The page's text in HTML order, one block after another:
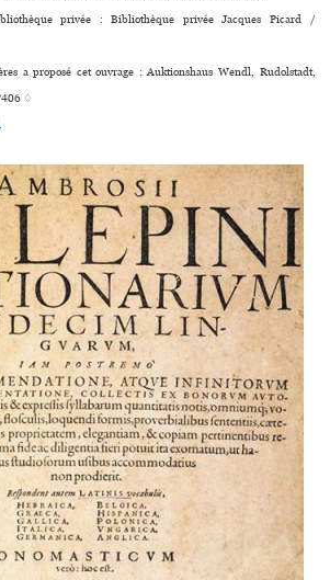
privée : Bibliothèque privée Jacques Picard /
a proposé cet ouvrage : Auktionshaus Wendl, Rudolstadt,
♢
.